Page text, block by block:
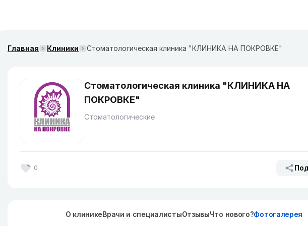
Главная Клиники Стоматологическая клиника "КЛИНИКА НА ПОКРОВКЕ"
Стоматологическая клиника "КЛИНИКА НА
ПОКРОВКЕ"
Стоматологические
0
О клиникеВрачи и специалистыОтзывыЧто нового?Фотогалерея